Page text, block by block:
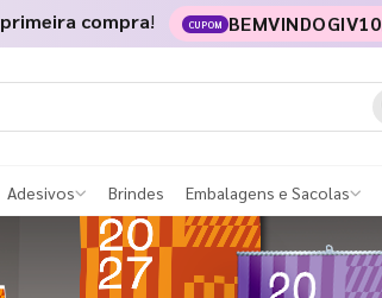
primeira compra! CUPOM BEMVINDOGIV10
Adesivos Brindes Embalagens e Sacolas